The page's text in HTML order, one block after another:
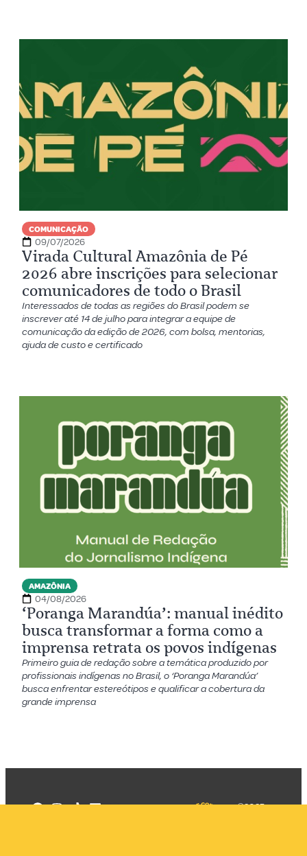
COMUNICAÇÃO
09/07/2026
Virada Cultural Amazônia de Pé
2026 abre inscrições para selecionar
comunicadores de todo o Brasil
Interessados de todas as regiões do Brasil podem se
inscrever até 14 de julho para integrar a equipe de
comunicação da edição de 2026, com bolsa, mentorias,
ajuda de custo e certificado
AMAZÔNIA
04/08/2026
‘Poranga Marandúa’: manual inédito
busca transformar a forma como a
imprensa retrata os povos indígenas
Primeiro guia de redação sobre a temática produzido por
profissionais indígenas no Brasil, o ‘Poranga Marandúa’
busca enfrentar estereótipos e qualificar a cobertura da
grande imprensa
©2025